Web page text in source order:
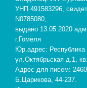
УНП 491583296,
N0785080,
выдано 13.05.2020
г.Гомеля
Юр.адрес: Республика
ул.Октябрьская д.1,
Адрес для писем:
Б.Царикова, 44-237.